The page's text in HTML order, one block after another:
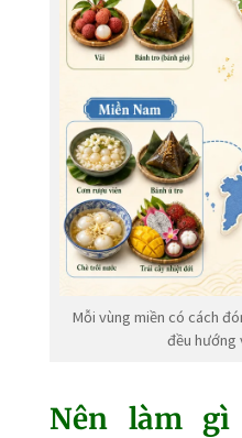
Mỗi vùng miền có cách
đều hướng
Nên làm